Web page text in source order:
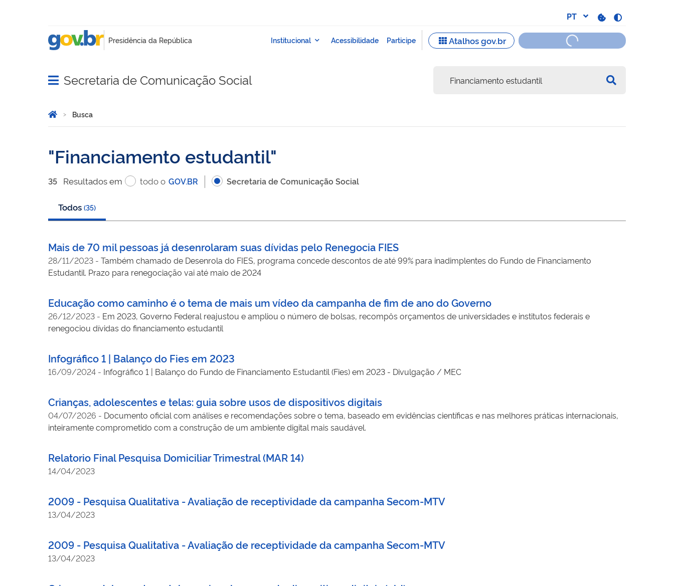
Abrir menu principal de navegação
Secretaria de Comunicação Social
Você está aqui:
Página Inicial
Busca
Financiamento estudantil
35 Resultadosem todo o GOV.BR Secretaria de Comunicação Social
Todos (35)
Mais de 70 mil pessoas já desenrolaram suas dívidas pelo Renegocia FIES
28/11/2023 - Também chamado de Desenrola do FIES, programa concede descontos de até 99% para inadimplentes do Fundo de Financiamento
Estudantil. Prazo para renegociação vai até maio de 2024
Educação como caminho é o tema de mais um vídeo da campanha de fim de ano do Governo
26/12/2023 - Em 2023, Governo Federal reajustou e ampliou o número de bolsas, recompôs orçamentos de universidades e institutos federais e
renegociou dívidas do financiamento estudantil
Infográfico 1 | Balanço do Fies em 2023
16/09/2024 - Infográfico 1 | Balanço do Fundo de Financiamento Estudantil (Fies) em 2023 - Divulgação / MEC
Crianças, adolescentes e telas: guia sobre usos de dispositivos digitais
04/07/2026 - Documento oficial com análises e recomendações sobre o tema, baseado em evidências científicas e nas melhores práticas internacionais,
inteiramente comprometido com a construção de um ambiente digital mais saudável.
Relatorio Final Pesquisa Domiciliar Trimestral (MAR 14)
14/04/2023
2009 - Pesquisa Qualitativa - Avaliação de receptividade da campanha Secom-MTV
13/04/2023
2009 - Pesquisa Qualitativa - Avaliação de receptividade da campanha Secom-MTV
13/04/2023